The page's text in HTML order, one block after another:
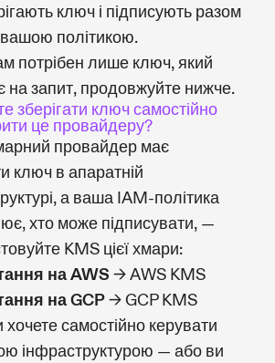
ключ і підписують разом
вашою політикою.
потрібен лише ключ, який
на запит, продовжуйте нижче.
зберігати ключ самостійно
це провайдеру?
провайдер має
ключ в апаратній
а ваша IAM-політика
хто може підписувати, —
KMS цієї хмари:
на AWS → AWS KMS
на GCP→ GCP KMS
самостійно керувати
інфраструктурою — або ви